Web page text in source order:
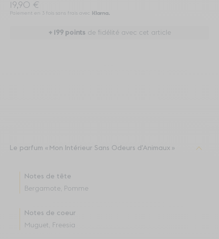
19,90 €
Paiement en 3 fois sans frais avec
+ 199points de fidélité avec cet article
Le parfum Mon Intérieur Sans Odeurs d'Animaux
Notes de tête
Bergamote, Pomme
Notes de coeur
Muguet, Freesia